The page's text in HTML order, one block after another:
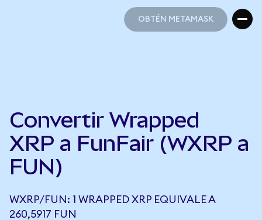
OBTÉN METAMASK
Convertir Wrapped
XRP a FunFair (WXRP a
FUN)
WXRP/FUN: 1 WRAPPED XRP EQUIVALE A
260,5917 FUN